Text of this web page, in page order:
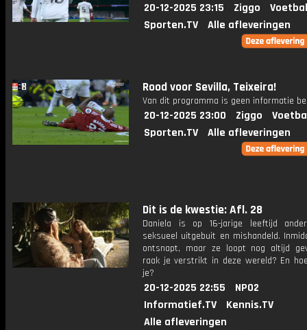
20-12-2025 23:15 Ziggo
Sporten.TV
Alle afleveringen
Rood voor Sevilla, Teixeira!
Van dit programma is geen informatie
20-12-2025 23:00 Ziggo
Sporten.TV
Alle afleveringen
Dit is de kwestie: Afl. 28
Daniela is op 16-jarige leeftijd
seksueel uitgebuit en mishandeld.
ontsnapt, maar ze loopt nog altijd
raak je verstrikt in deze wereld? En
je?
20-12-2025 22:55
NPO2
Informatief.TV
Kennis.TV
Alle afleveringen